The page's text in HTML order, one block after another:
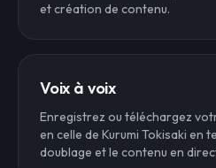
et création de contenu.
Voix à voix
Enregistrez ou téléchargez
en celle de Kurumi Tokisaki en
doublage et le contenu en